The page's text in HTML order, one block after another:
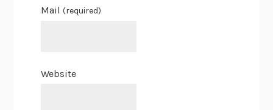
Mail(required)
Website